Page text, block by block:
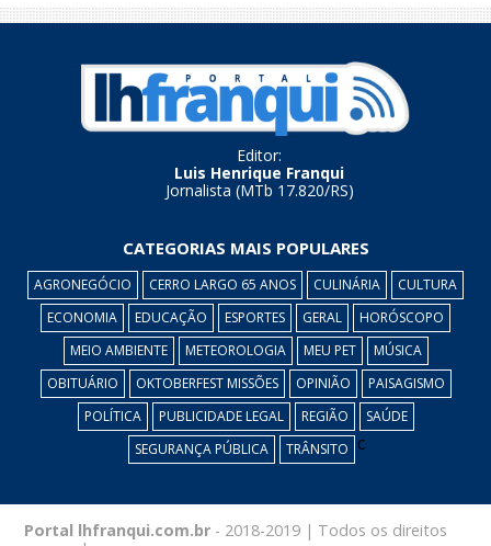
Editor:
Luis Henrique Franqui
Jornalista (MTb 17.820/RS)
CATEGORIAS MAIS POPULARES
AGRONEGÓCIO CERRO LARGO 65 ANOS CULINÁRIA
CULTURA
ECONOMIA
EDUCAÇÃO ESPORTES GERAL
HORÓSCOPO
MEIO AMBIENTE
METEOROLOGIA MEU PET
MÚSICA
OBITUÁRIO
OKTOBERFEST MISSÕES OPINIÃO
PAISAGISMO
POLÍTICA
PUBLICIDADE LEGAL REGIÃO
SAÚDE
SEGURANÇA PÚBLICA
TRÂNSITO c
Portal lhfranqui.com.br - 2018-2019 | Todos os direitos